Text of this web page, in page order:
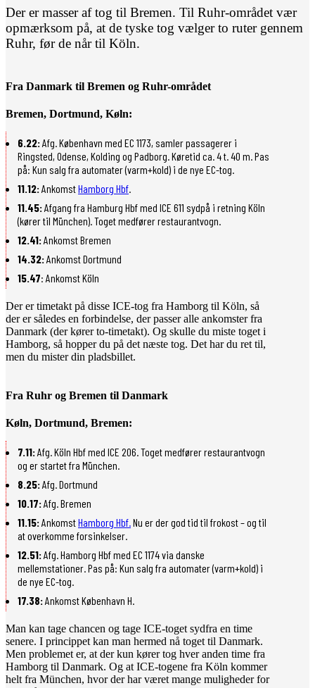
Der er masser af tog til Bremen. Til Ruhr-området vær
opmærksom på, at de tyske tog vælger to ruter gennem
Ruhr, før de når til Köln.
Fra Danmark til Bremen og Ruhr-området
Bremen, Dortmund, Køln:
6.22:Afg. København med EC 1173, samler passagerer i
Ringsted, Odense, Kolding og Padborg. Køretid ca. 4 t. 40 m. Pas
på: Kun salg fra automater (varm+kold) i de nye EC-tog.
11.12:AnkomstHamborg Hbf.
11.45:Afgang fra Hamburg Hbf med ICE 611 sydpå i retning Köln
(kører til München). Toget medfører restaurantvogn.
12.41:Ankomst Bremen
14.32:Ankomst Dortmund
15.47: Ankomst Köln
Der er timetakt på disse ICE-tog fra Hamborg til Köln, så
der er således en forbindelse, der passer alle ankomster fra
Danmark (der kører to-timetakt). Og skulle du miste toget i
Hamborg, så hopper du på det næste tog. Det har du ret til,
men du mister din pladsbillet.
Fra Ruhr og Bremen til Danmark
Køln, Dortmund, Bremen:
7.11:Afg. Köln Hbf med ICE 206. Toget medfører restaurantvogn
og er startet fra München.
8.25:Afg. Dortmund
10.17:Afg. Bremen
11.15:AnkomstHamborg Hbf.Nu er der god tid til frokost – og til
at overkomme forsinkelser.
12.51:Afg. Hamborg Hbf med EC 1174 via danske
mellemstationer.Pas på: Kun salg fra automater (varm+kold) i
de nye EC-tog.
17.38:Ankomst København H.
Man kan tage chancen og tage ICE-toget sydfra en time
senere. I princippet kan man hermed nå toget til Danmark.
Men problemet er, at der kun kører tog hver anden time fra
Hamborg til Danmark. Og at ICE-togene fra Köln kommer
helt fra München, hvor der har været mange muligheder for